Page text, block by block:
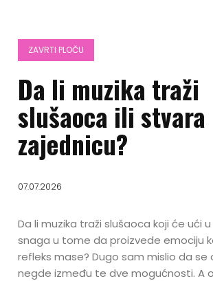
ZAVRTI PLOČU
Da li muzika traži
slušaoca ili stvara
zajednicu?
07.07.2026
Da li muzika traži slušaoca koji će ući u
snaga u tome da proizvede emociju
refleks mase? Dugo sam mislio da se
negde između te dve mogućnosti. A